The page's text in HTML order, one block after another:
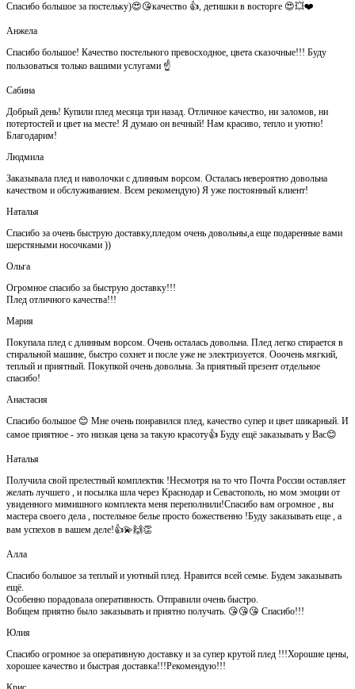
Спасибо большое за постельку)😍😘качество 👍, детишки в восторге 😍💥❤️
Анжела
Спасибо большое! Качество постельного превосходное, цвета сказочные!!! Буду
пользоваться только вашими услугами ☝️
Сабина
Добрый день! Купили плед месяца три назад. Отличное качество, ни заломов, ни
потертостей и цвет на месте! Я думаю он вечный! Нам красиво, тепло и уютно!
Благодарим!
Людмила
Заказывала плед и наволочки с длинным ворсом. Осталась невероятно довольна
качеством и обслуживанием. Всем рекомендую) Я уже постоянный клиент!
Наталья
Спасибо за очень быструю доставку,пледом очень довольны,а еще подаренные вами
шерстяными носочками ))
Ольга
Огромное спасибо за быструю доставку!!!
Плед отличного качества!!!
Мария
Покупала плед с длинным ворсом. Очень осталась довольна. Плед легко стирается в
стиральной машине, быстро сохнет и после уже не электризуется. Ооочень мягкий,
теплый и приятный. Покупкой очень довольна. За приятный презент отдельное
спасибо!
Анастасия
Спасибо большое 😊 Мне очень понравился плед, качество супер и цвет шикарный. И
самое приятное - это низкая цена за такую красоту👍 Буду ещё заказывать у Вас😊
Наталья
Получила свой прелестный комплектик !Несмотря на то что Почта России оставляет
желать лучшего , и посылка шла через Краснодар и Севастополь, но мом эмоции от
увиденного мимишного комплекта меня переполнили!Спасибо вам огромное , вы
мастера своего дела , постельное белье просто божественно !Буду заказывать еще , а
вам успехов в вашем деле!👍💫🙌👏
Алла
Спасибо большое за теплый и уютный плед. Нравится всей семье. Будем заказывать
ещё.
Особенно порадовала оперативность. Отправили очень быстро.
Вобщем приятно было заказывать и приятно получать. 😘😘😘 Спасибо!!!
Юлия
Спасибо огромное за оперативную доставку и за супер крутой плед !!!Хорошие цены,
хорошее качество и быстрая доставка!!!Рекомендую!!!